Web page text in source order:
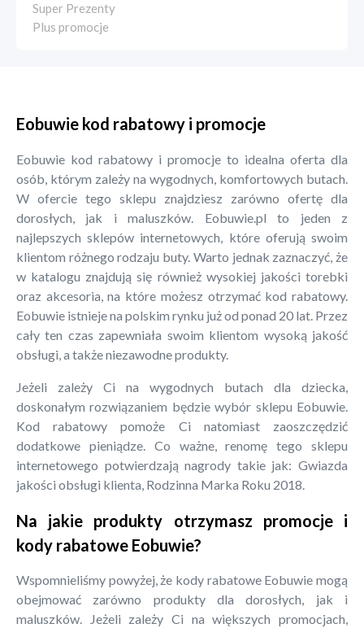
Super Prezenty
Plus promocje
Eobuwie kod rabatowy i promocje
Eobuwie kod rabatowy i promocje to idealna oferta dla
osób, którym zależy na wygodnych, komfortowych butach.
W ofercie tego sklepu znajdziesz zarówno ofertę dla
dorosłych, jak i maluszków. Eobuwie.pl to jeden z
najlepszych sklepów internetowych, które oferują swoim
klientom różnego rodzaju buty. Warto jednak zaznaczyć, że
w katalogu znajdują się również wysokiej jakości torebki
oraz akcesoria, na które możesz otrzymać kod rabatowy.
Eobuwie istnieje na polskim rynku już od ponad 20 lat. Przez
cały ten czas zapewniała swoim klientom wysoką jakość
obsługi, a także niezawodne produkty.
Jeżeli zależy Ci na wygodnych butach dla dziecka,
doskonałym rozwiązaniem będzie wybór sklepu Eobuwie.
Kod rabatowy pomoże Ci natomiast zaoszczędzić
dodatkowe pieniądze. Co ważne, renomę tego sklepu
internetowego potwierdzają nagrody takie jak: Gwiazda
jakości obsługi klienta, Rodzinna Marka Roku 2018.
Na jakie produkty otrzymasz promocje i
kody rabatowe Eobuwie?
Wspomnieliśmy powyżej, że kody rabatowe Eobuwie mogą
obejmować zarówno produkty dla dorosłych, jak i
maluszków. Jeżeli zależy Ci na większych promocjach,